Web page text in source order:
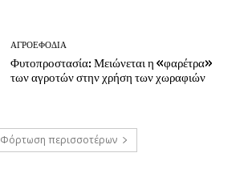
ΑΓΡΟΕΦΌΔΙΑ
Φυτοπροστασία: Μειώνεται η «φαρέτρα»
των αγροτών στην χρήση των χωραφιών
Φόρτωση περισσοτέρων